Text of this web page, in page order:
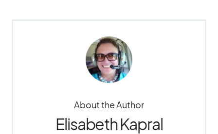
About the Author
Elisabeth Kapral